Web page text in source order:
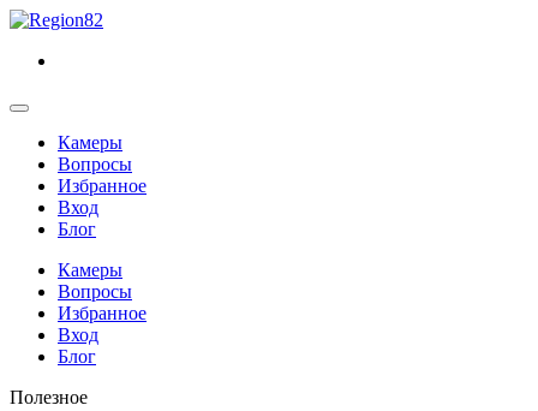
Камеры
Вопросы
Избранное
Вход
Блог
Камеры
Вопросы
Избранное
Вход
Блог
Полезное